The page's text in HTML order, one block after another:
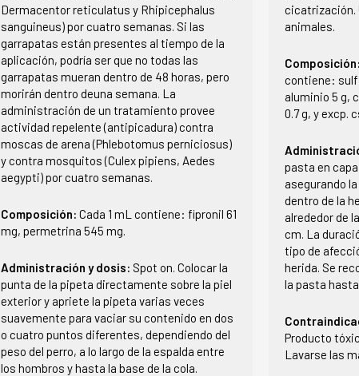
Dermacentor reticulatus y Rhipicephalus
sanguineus) por cuatro semanas. Si las
garrapatas están presentes al tiempo de la
aplicación, podría ser que no todas las
garrapatas mueran dentro de 48 horas, pero
morirán dentro deuna semana. La
administración de un tratamiento provee
actividad repelente (antipicadura) contra
moscas de arena (Phlebotomus perniciosus)
y contra mosquitos (Culex pipiens, Aedes
aegypti) por cuatro semanas.
Composición: Cada 1 mL contiene: fipronil 61
mg, permetrina 545 mg.
Administración y dosis: Spot on. Colocar la
punta de la pipeta directamente sobre la piel
exterior y apriete la pipeta varias veces
suavemente para vaciar su contenido en dos
o cuatro puntos diferentes, dependiendo del
peso del perro, a lo largo de la espalda entre
los hombros y hasta la base de la cola.
cicatrización.
animales.
contiene:
aluminio 5 g,
0.7 g, y excp.
pasta en
asegurando
dentro de la
alrededor de
cm. La
tipo de
herida. Se
la pasta
Producto
Lavarse las